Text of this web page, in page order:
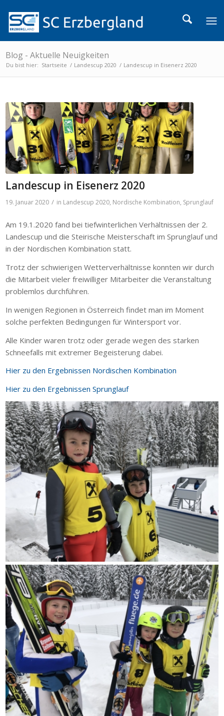
Blog - Aktuelle Neuigkeiten
Du bist hier: Startseite / Landescup 2020 / Landescup in Eisenerz 2020
Landescup in Eisenerz 2020
19. Januar 2020 / in Landescup 2020, Nordische Kombination, Sprunglauf
Am 19.1.2020 fand bei tiefwinterlichen Verhältnissen der 2.
Landescup und die Steirische Meisterschaft im Sprunglauf und
in der Nordischen Kombination statt.
Trotz der schwierigen Wetterverhältnisse konnten wir durch
die Mitarbeit vieler freiwilliger Mitarbeiter die Veranstaltung
problemlos durchführen.
In wenigen Regionen in Österreich findet man im Moment
solche perfekten Bedingungen für Wintersport vor.
Alle Kinder waren trotz oder gerade wegen des starken
Schneefalls mit extremer Begeisterung dabei.
Hier zu den Ergebnissen Nordischen Kombination
Hier zu den Ergebnissen Sprunglauf